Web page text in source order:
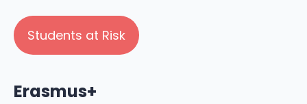
Students at Risk
Erasmus+